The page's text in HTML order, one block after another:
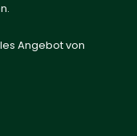
Angebot von